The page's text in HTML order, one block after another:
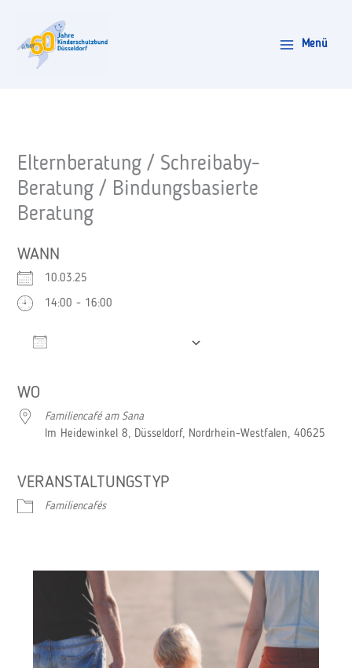
springen
Menü
Elternberatung / Schreibaby-
Beratung / Bindungsbasierte
Beratung
WANN
10.03.25
14:00 - 16:00
WO
Familiencafé am Sana
Im Heidewinkel 8, Düsseldorf, Nordrhein-Westfalen, 40625
VERANSTALTUNGSTYP
Familiencafés